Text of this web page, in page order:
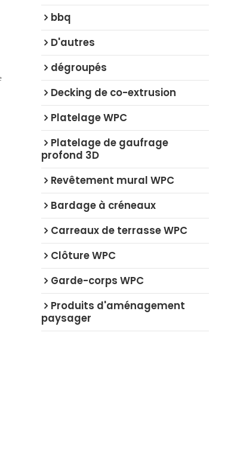
bbq
D'autres
dégroupés
Decking de co-extrusion
Platelage WPC
Platelage de gaufrage
profond 3D
Revêtement mural WPC
Bardage à créneaux
Carreaux de terrasse WPC
Clôture WPC
Garde-corps WPC
Produits d'aménagement
paysager